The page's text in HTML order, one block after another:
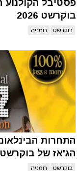
פסטיבל הקולנוע
בוקרשט 2026
בוקרשט רומניה
התחרות
הג'אז של בוקרשט 2027
בוקרשט רומניה